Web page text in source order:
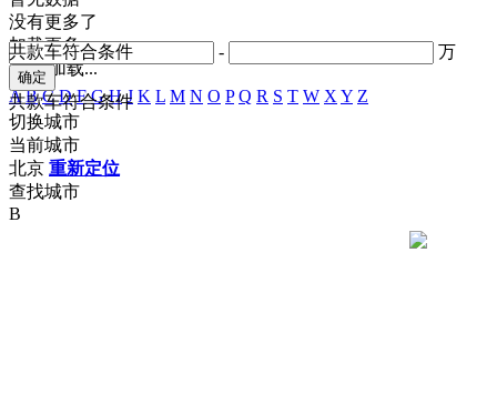
- 万
共款车符合条件
共款车符合条件
没有更多了
加载更多
正在加载...
A B C D F G H J K L M N O P Q R S T W X Y Z
切换城市
当前城市
北京 重新定位
查找城市
B